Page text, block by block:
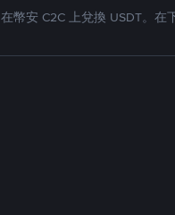
在幣安 C2C 上兌換 USDT。在